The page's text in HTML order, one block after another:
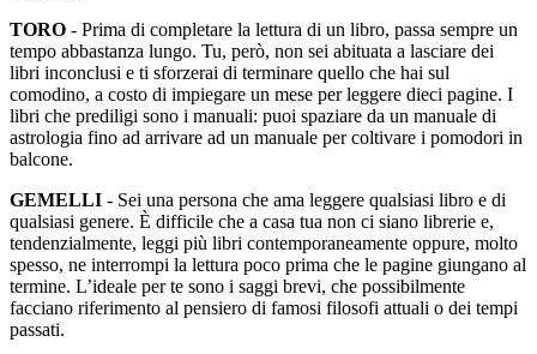
TORO - Prima di completare la lettura di un libro, passa sempre un
tempo abbastanza lungo. Tu, però, non sei abituata a lasciare dei
libri inconclusi e ti sforzerai di terminare quello che hai sul
comodino, a costo di impiegare un mese per leggere dieci pagine. I
libri che prediligi sono i manuali: puoi spaziare da un manuale di
astrologia fino ad arrivare ad un manuale per coltivare i pomodori in
balcone.
GEMELLI - Sei una persona che ama leggere qualsiasi libro e di
qualsiasi genere. È difficile che a casa tua non ci siano librerie e,
tendenzialmente, leggi più libri contemporaneamente oppure, molto
spesso, ne interrompi la lettura poco prima che le pagine giungano al
termine. L’ideale per te sono i saggi brevi, che possibilmente
facciano riferimento al pensiero di famosi filosofi attuali o dei tempi
passati.